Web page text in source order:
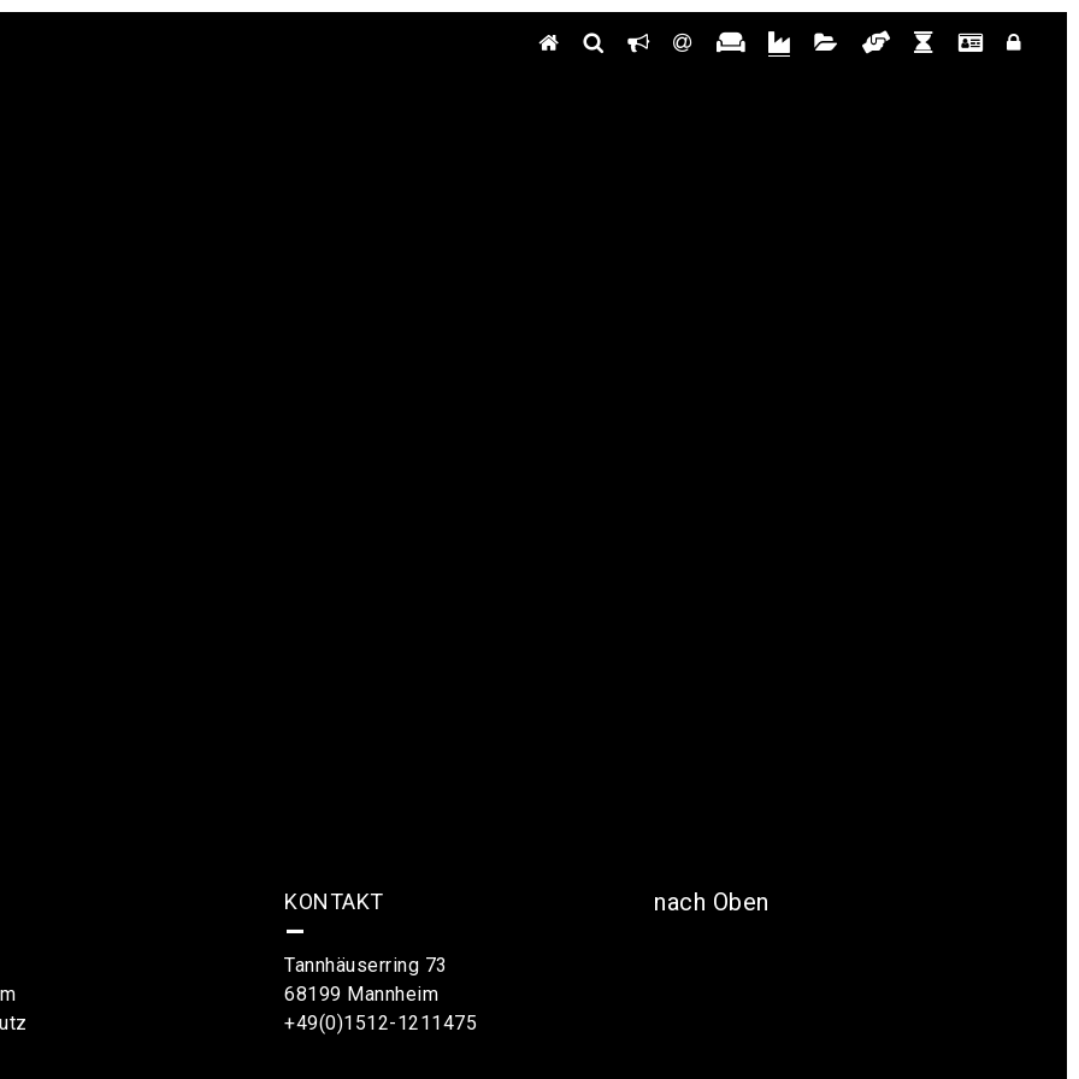
KONTAKT
–
Tannhäuserring 73
68199 Mannheim
+49(0)1512-1211475
nach Oben